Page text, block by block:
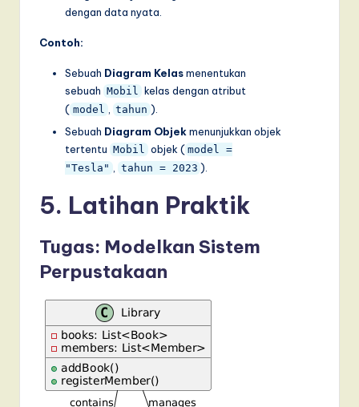
dengan data nyata.
Contoh:
Sebuah Diagram Kelasmenentukan
sebuah Mobil kelas dengan atribut
( model , tahun ).
Sebuah Diagram Objekmenunjukkan objek
tertentu Mobil objek ( model =
"Tesla" , tahun = 2023 ).
5. Latihan Praktik
Tugas: Modelkan Sistem
Perpustakaan